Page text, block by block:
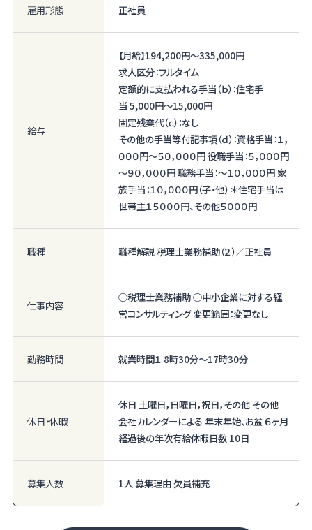
雇用形態 正社員
給与
【月給】194,200円〜335,000円
求人区分：フルタイム
定額的に支払われる手当（ｂ）：住宅手
当 5,000円〜15,000円
固定残業代（ｃ）：なし
その他の手当等付記事項（ｄ）：資格手当：１，
０００円～５０，０００円 役職手当：５，０００円
～９０，０００円 職務手当：～１０，０００円 家
族手当：１０，０００円（子・他） ＊住宅手当は
世帯主１５０００円、その他５０００円
職種 職種解説 税理士業務補助（２）／正社員
仕事内容
○税理士業務補助 ○中小企業に対する経
営コンサルティング 変更範囲：変更なし
勤務時間 就業時間１ 8時30分〜17時30分
休日・休暇
休日 土曜日，日曜日，祝日，その他 その他
会社カレンダーによる 年末年始、お盆 ６ヶ月
経過後の年次有給休暇日数 10日
募集人数 1人 募集理由 欠員補充